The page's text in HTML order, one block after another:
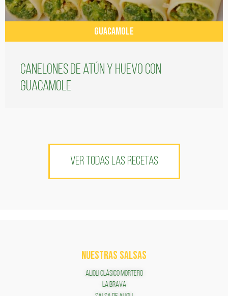
GUACAMOLE
Canelones de atún y huevo con
guacamole
VER TODAS LAS RECETAS
NUESTRAS SALSAS
ALIOLI CLÁSICO MORTERO
LA BRAVA